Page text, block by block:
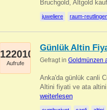
Bruchgold, Altgold
juweliere raum-
122010
Aufrufe
Günlük Altin
Gefragt in Goldmünzen
Anka'da günlük canli
Altini fiyati ve ata
weiterlesen